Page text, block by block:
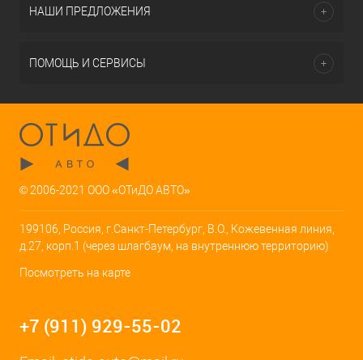
НАШИ ПРЕДЛОЖЕНИЯ
ПОМОЩЬ И СЕРВИСЫ
© 2006-2021 ООО «ОТиДО АВТО»
199106, Россия, г.Санкт-Петербург, В.О., Кожевенная линия,
д.27, корп.1 (через шлагбаум, на внутреннюю территорию)
Посмотреть на карте
+7 (911) 929-55-02